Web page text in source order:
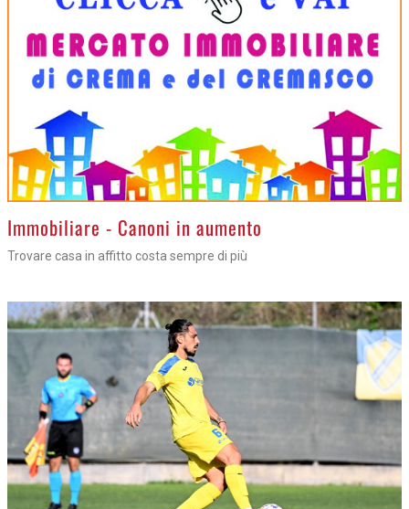
>Immobiliare - Canoni in aumento
Trovare casa in affitto costa sempre di più